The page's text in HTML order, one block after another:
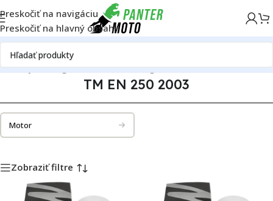
Preskočiť na navigáciu
Preskočiť na hlavný obsah
dielyKatalóg motoriekTM RacingTM EN 250TM EN 250 2003
TM EN 250 2003
Motor
Zobraziť filtre